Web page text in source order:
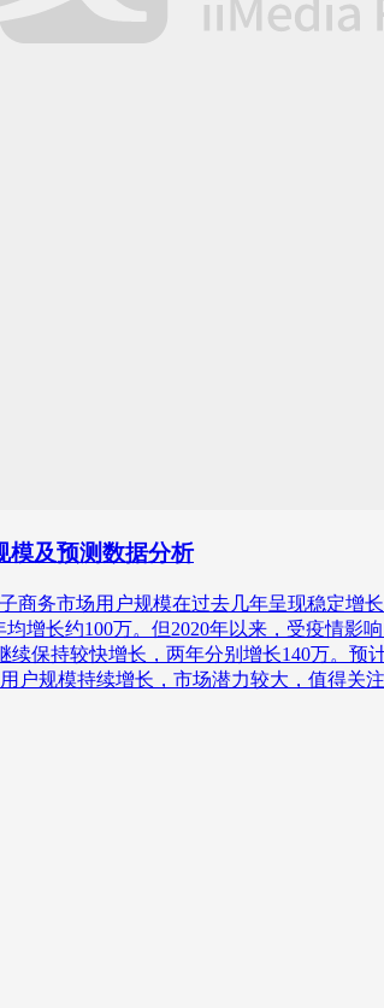
模及预测数据分析
商务市场用户规模在过去几年呈现稳定增
增长约100万。但2020年以来，受疫情
续保持较快增长，两年分别增长140万。
规模持续增长，市场潜力较大，值得关注